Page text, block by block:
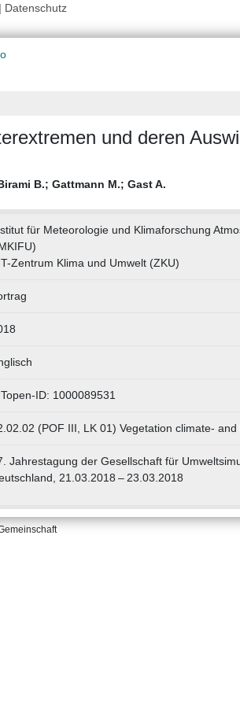
| Datenschutz
und deren
B.; Gattmann M.; Gast A.
für Meteorologie und Klimaforschung
Zentrum Klima und Umwelt (ZKU)
ID: 1000089531
(POF III, LK 01) Vegetation climate-
Jahrestagung der Gesellschaft für
21.03.2018 – 23.03.2018